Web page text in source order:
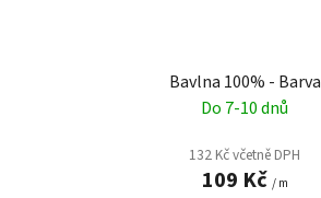
Bavlna 100% - Barva
Do 7-10 dnů
132 Kč včetně DPH
109 Kč / m